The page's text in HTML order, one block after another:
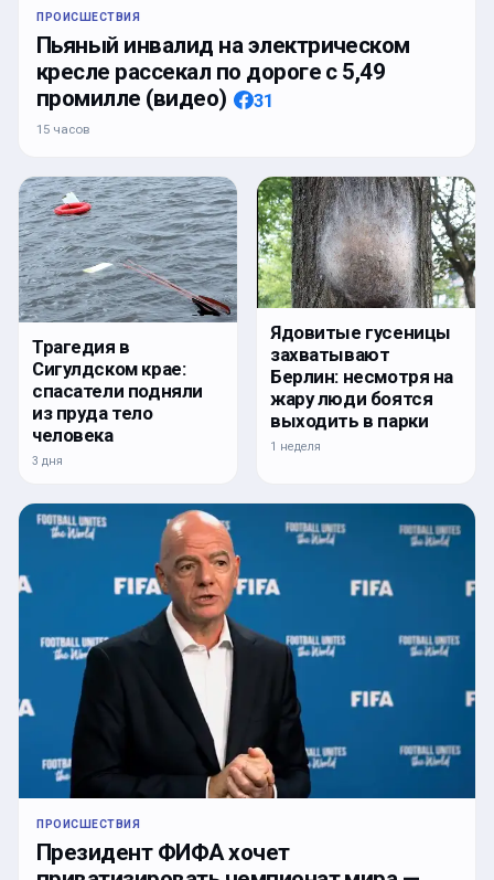
ПРОИСШЕСТВИЯ
Пьяный инвалид на электрическом
кресле рассекал по дороге с 5,49
промилле (видео)
31
15 часов
Трагедия в
Сигулдском крае:
спасатели подняли
из пруда тело
человека
3 дня
Ядовитые гусеницы
захватывают
Берлин: несмотря на
жару люди боятся
выходить в парки
1 неделя
ПРОИСШЕСТВИЯ
Президент ФИФА хочет